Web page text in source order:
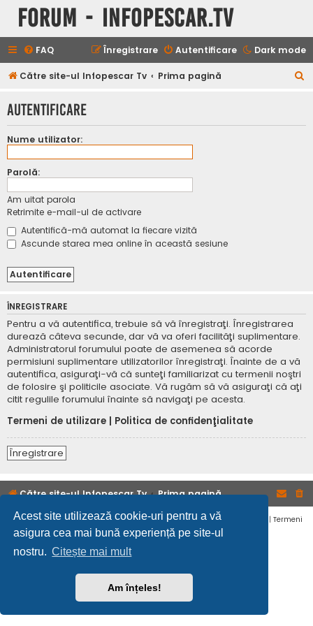
Acest site utilizează cookie-uri pentru a vă
asigura cea mai bună experiență pe site-ul
nostru. Citește mai mult
Am înțeles!
Forum - InfoPescar.Tv
Dark mode
FAQ Autentificare
Înregistrare
Către site-ul Infopescar Tv Prima pagină
t
Autentificare
Nume utilizator:
Parolă:
Am uitat parola
Retrimite e-mail-ul de activare
Autentifică-mă automat la fiecare vizită
Ascunde starea mea online în această sesiune
ÎNREGISTRARE
Pentru a vă autentifica, trebuie să vă înregistraţi. Înregistrarea
durează câteva secunde, dar vă va oferi facilităţi suplimentare.
Administratorul forumului poate de asemenea să acorde
permisiuni suplimentare utilizatorilor înregistraţi. Înainte de a vă
autentifica, asiguraţi-vă că sunteţi familiarizat cu termenii noştri
de folosire şi politicile asociate. Vă rugăm să vă asiguraţi că aţi
citit regulile forumului înainte să navigaţi pe acesta.
Termeni de utilizare
Politica de confidenţialitate
Înregistrare
Către site-ul Infopescar Tv Prima pagină
Confidențialitate | Termeni